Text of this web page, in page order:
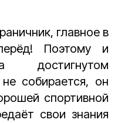
главное в
Поэтому и
достигнутом
собирается, он
спортивной
свои знания